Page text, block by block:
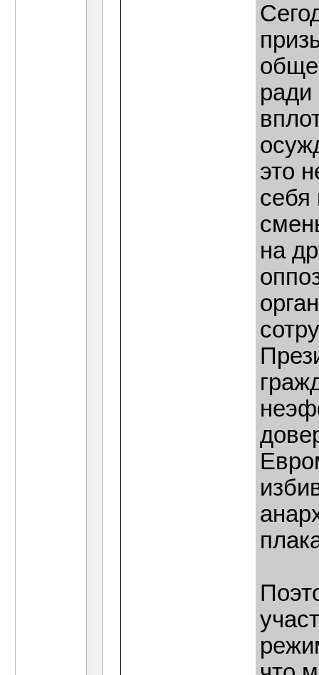
это
себя
на